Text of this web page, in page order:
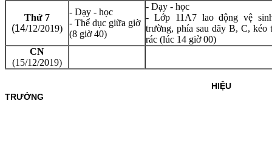
Thứ 7
(14/12/2019)
- Dạy - học
- Thể dục giữa giờ
(8 giờ 40)
- Dạy - học
- Lớp 11A7lao động vệ
trường, phía sau dãy B, C, kéo
rác (lúc 14 giờ 00)
CN
(15/12/2019)
HIỆU
TRƯỞNG